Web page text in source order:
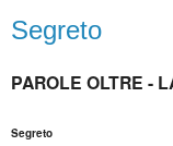
Segreto
PAROLE OLTRE -
Segreto